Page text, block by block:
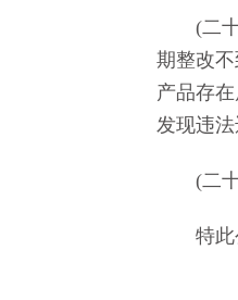
(二十
期整改
产品存
发现违
(二十
特此